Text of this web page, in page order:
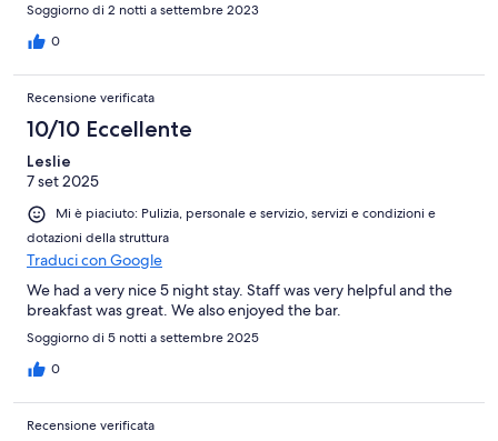
Soggiorno di 2 notti a settembre 2023
0
Recensione verificata
10/10 Eccellente
Leslie
7 set 2025
Mi è piaciuto: Pulizia, personale e servizio, servizi e condizioni e
dotazioni della struttura
Traduci con Google
We had a very nice 5 night stay. Staff was very helpful and the
breakfast was great. We also enjoyed the bar.
Soggiorno di 5 notti a settembre 2025
0
Recensione verificata